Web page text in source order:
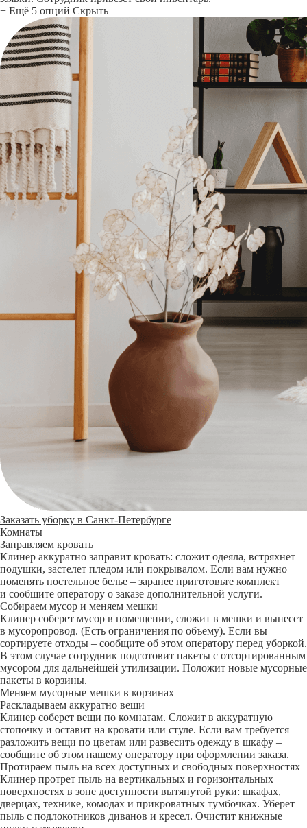
+ Ещё 5 опций Скрыть
Заказать уборку в Санкт-Петербурге
Комнаты
Заправляем кровать
Клинер аккуратно заправит кровать: сложит одеяла, встряхнет
подушки, застелет пледом или покрывалом. Если вам нужно
поменять постельное белье – заранее приготовьте комплект
и сообщите оператору о заказе дополнительной услуги.
Собираем мусор и меняем мешки
Клинер соберет мусор в помещении, сложит в мешки и вынесет
в мусоропровод. (Есть ограничения по объему). Если вы
сортируете отходы – сообщите об этом оператору перед уборкой.
В этом случае сотрудник подготовит пакеты с отсортированным
мусором для дальнейшей утилизации. Положит новые мусорные
пакеты в корзины.
Меняем мусорные мешки в корзинах
Раскладываем аккуратно вещи
Клинер соберет вещи по комнатам. Сложит в аккуратную
стопочку и оставит на кровати или стуле. Если вам требуется
разложить вещи по цветам или развесить одежду в шкафу –
сообщите об этом нашему оператору при оформлении заказа.
Протираем пыль на всех доступных и свободных поверхностях
Клинер протрет пыль на вертикальных и горизонтальных
поверхностях в зоне доступности вытянутой руки: шкафах,
дверцах, технике, комодах и прикроватных тумбочках. Уберет
пыль с подлокотников диванов и кресел. Очистит книжные